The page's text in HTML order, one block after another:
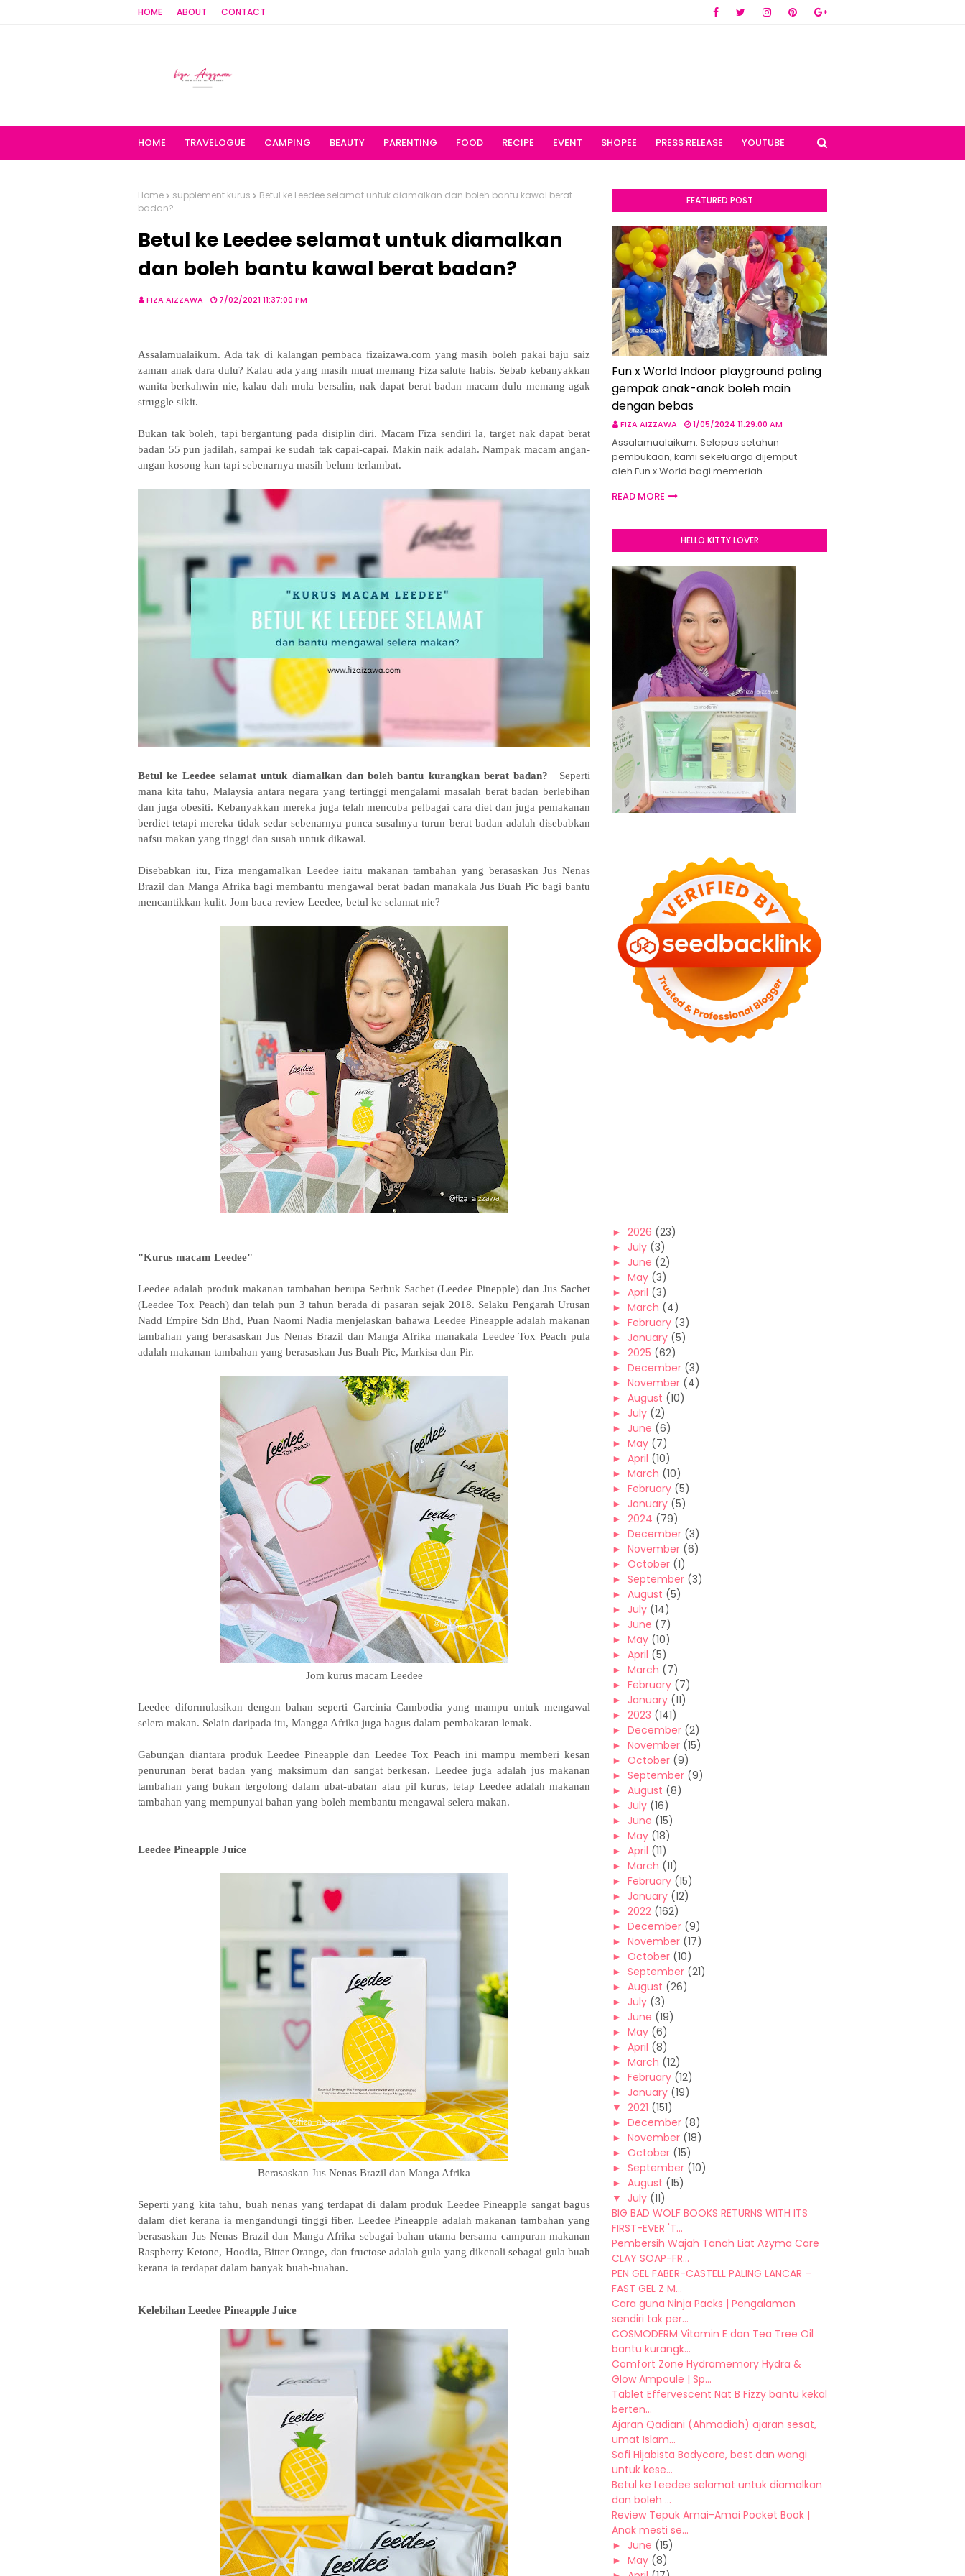
HOME ABOUT CONTACT
HOME TRAVELOGUE CAMPING BEAUTY PARENTING FOOD RECIPE EVENT SHOPEE PRESS RELEASE YOUTUBE
Home supplement kurus
Betul ke Leedee selamat untuk diamalkan dan boleh bantu kawal berat
badan?
Betul ke Leedee selamat untuk diamalkan
dan boleh bantu kawal berat badan?
FIZA AIZZAWA 7/02/2021 11:37:00 PM
Assalamualaikum. Ada tak di kalangan pembaca fizaizawa.com yang masih boleh pakai baju saiz
zaman anak dara dulu? Kalau ada yang masih muat memang Fiza salute habis. Sebab kebanyakkan
wanita berkahwin nie, kalau dah mula bersalin, nak dapat berat badan macam dulu memang agak
struggle sikit.
Bukan tak boleh, tapi bergantung pada disiplin diri. Macam Fiza sendiri la, target nak dapat berat
badan 55 pun jadilah, sampai ke sudah tak capai-capai. Makin naik adalah. Nampak macam angan-
angan kosong kan tapi sebenarnya masih belum terlambat.
Betul ke Leedee selamat untuk diamalkan dan boleh bantu kurangkan berat badan? | Seperti
mana kita tahu, Malaysia antara negara yang tertinggi mengalami masalah berat badan berlebihan
dan juga obesiti. Kebanyakkan mereka juga telah mencuba pelbagai cara diet dan juga pemakanan
berdiet tetapi mereka tidak sedar sebenarnya punca susahnya turun berat badan adalah disebabkan
nafsu makan yang tinggi dan susah untuk dikawal.
Disebabkan itu, Fiza mengamalkan Leedee iaitu makanan tambahan yang berasaskan Jus Nenas
Brazil dan Manga Afrika bagi membantu mengawal berat badan manakala Jus Buah Pic bagi bantu
mencantikkan kulit. Jom baca review Leedee, betul ke selamat nie?
"Kurus macam Leedee"
Leedee adalah produk makanan tambahan berupa Serbuk Sachet (Leedee Pinepple) dan Jus Sachet
(Leedee Tox Peach) dan telah pun 3 tahun berada di pasaran sejak 2018. Selaku Pengarah Urusan
Nadd Empire Sdn Bhd, Puan Naomi Nadia menjelaskan bahawa Leedee Pineapple adalah makanan
tambahan yang berasaskan Jus Nenas Brazil dan Manga Afrika manakala Leedee Tox Peach pula
adalah makanan tambahan yang berasaskan Jus Buah Pic, Markisa dan Pir.
Jom kurus macam Leedee
Leedee diformulasikan dengan bahan seperti Garcinia Cambodia yang mampu untuk mengawal
selera makan. Selain daripada itu, Mangga Afrika juga bagus dalam pembakaran lemak.
Gabungan diantara produk Leedee Pineapple dan Leedee Tox Peach ini mampu memberi kesan
penurunan berat badan yang maksimum dan sangat berkesan. Leedee juga adalah jus makanan
tambahan yang bukan tergolong dalam ubat-ubatan atau pil kurus, tetap Leedee adalah makanan
tambahan yang mempunyai bahan yang boleh membantu mengawal selera makan.
Leedee Pineapple Juice
Berasaskan Jus Nenas Brazil dan Manga Afrika
Seperti yang kita tahu, buah nenas yang terdapat di dalam produk Leedee Pineapple sangat bagus
dalam diet kerana ia mengandungi tinggi fiber. Leedee Pineapple adalah makanan tambahan yang
berasaskan Jus Nenas Brazil dan Manga Afrika sebagai bahan utama bersama campuran makanan
Raspberry Ketone, Hoodia, Bitter Orange, dan fructose adalah gula yang dikenali sebagai gula buah
kerana ia terdapat dalam banyak buah-buahan.
Kelebihan Leedee Pineapple Juice
FEATURED POST
Fun x World Indoor playground paling
gempak anak-anak boleh main
dengan bebas
FIZA AIZZAWA 1/05/2024 11:29:00 AM
Assalamualaikum. Selepas setahun
pembukaan, kami sekeluarga dijemput
oleh Fun x World bagi memeriah…
READ MORE
HELLO KITTY LOVER
► 2026 (23)
► July (3)
► June (2)
► May (3)
► April (3)
► March (4)
► February (3)
► January (5)
► 2025 (62)
► December (3)
► November (4)
► August (10)
► July (2)
► June (6)
► May (7)
► April (10)
► March (10)
► February (5)
► January (5)
► 2024 (79)
► December (3)
► November (6)
► October (1)
► September (3)
► August (5)
► July (14)
► June (7)
► May (10)
► April (5)
► March (7)
► February (7)
► January (11)
► 2023 (141)
► December (2)
► November (15)
► October (9)
► September (9)
► August (8)
► July (16)
► June (15)
► May (18)
► April (11)
► March (11)
► February (15)
► January (12)
► 2022 (162)
► December (9)
► November (17)
► October (10)
► September (21)
► August (26)
► July (3)
► June (19)
► May (6)
► April (8)
► March (12)
► February (12)
► January (19)
▼ 2021 (151)
► December (8)
► November (18)
► October (15)
► September (10)
► August (15)
▼ July (11)
BIG BAD WOLF BOOKS RETURNS WITH ITS
FIRST-EVER 'T...
Pembersih Wajah Tanah Liat Azyma Care
CLAY SOAP-FR...
PEN GEL FABER-CASTELL PALING LANCAR –
FAST GEL Z M...
Cara guna Ninja Packs | Pengalaman
sendiri tak per...
COSMODERM Vitamin E dan Tea Tree Oil
bantu kurangk...
Comfort Zone Hydramemory Hydra &
Glow Ampoule | Sp...
Tablet Effervescent Nat B Fizzy bantu kekal
berten...
Ajaran Qadiani (Ahmadiah) ajaran sesat,
umat Islam...
Safi Hijabista Bodycare, best dan wangi
untuk kese...
Betul ke Leedee selamat untuk diamalkan
dan boleh ...
Review Tepuk Amai-Amai Pocket Book |
Anak mesti se...
► June (15)
► May (8)